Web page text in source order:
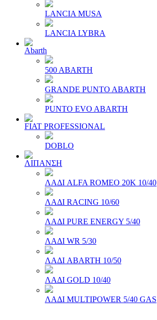
LANCIA MUSA
LANCIA LYBRA
Abarth
500 ABARTH
GRANDE PUNTO ABARTH
PUNTO EVO ABARTH
FIAT PROFESSIONAL
DOBLO
ΛΙΠΑΝΣΗ
ΛΑΔΙ ALFA ROMEO 20Κ 10/40
ΛΑΔΙ RACING 10/60
ΛΑΔΙ PURE ENERGY 5/40
ΛΑΔΙ WR 5/30
ΛΑΔΙ ABARTH 10/50
ΛΑΔΙ GOLD 10/40
ΛΑΔΙ MULTIPOWER 5/40 GAS